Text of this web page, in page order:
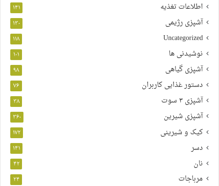
اطلاعات تغذیه ۱۴۱
آشپزی رژیمی ۱۳۰
Uncategorized ۱۱۸
نوشیدنی ها ۱۰۱
آشپزی گیاهی ۹۸
دستور غذایی کاربران ۷۶
آشپزی ۳ سوت ۳۸
آشپزی شیرین ۳۶۰
کیک و شیرینی ۱۷۲
دسر ۱۴۱
نان ۴۲
مرباجات ۲۴